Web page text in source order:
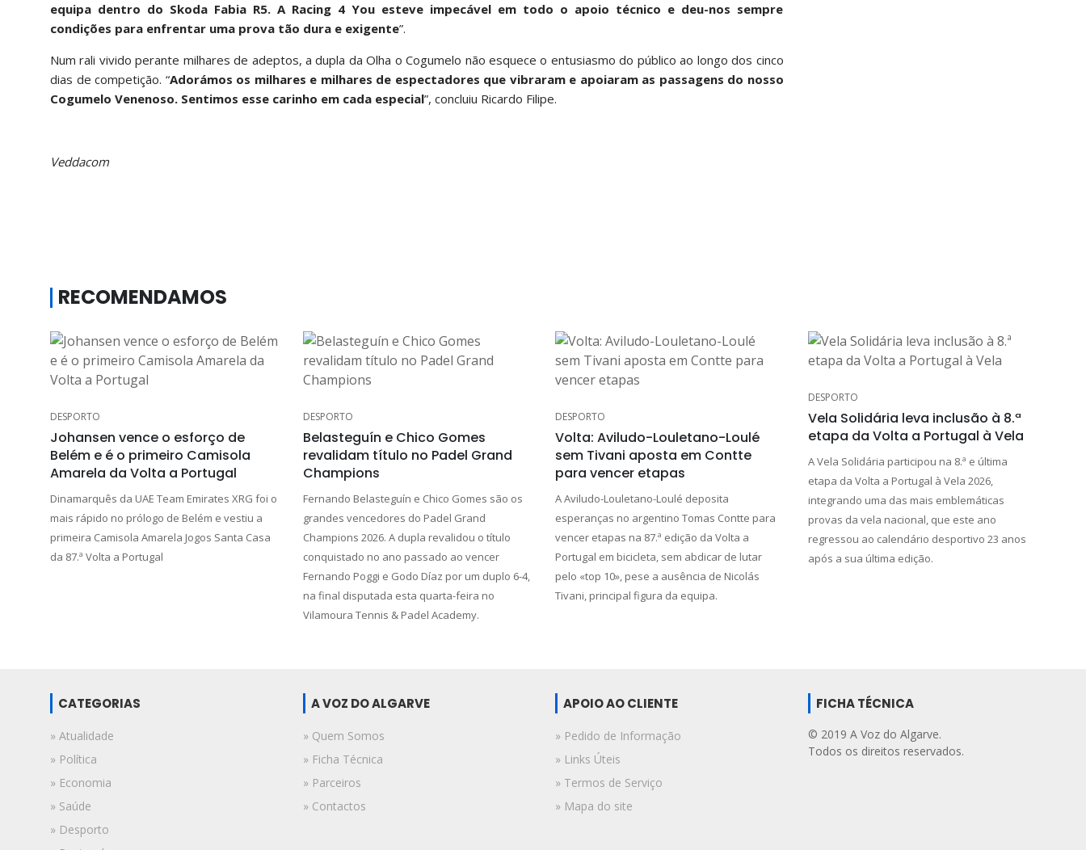
equipa dentro do Skoda Fabia R5. A Racing 4 You esteve impecável em todo o apoio técnico e deu-nos sempre
condições para enfrentar uma prova tão dura e exigente”.
Num rali vivido perante milhares de adeptos, a dupla da Olha o Cogumelo não esquece o entusiasmo do público ao longo dos cinco
dias de competição. “Adorámos os milhares e milhares de espectadores que vibraram e apoiaram as passagens do nosso
Cogumelo Venenoso. Sentimos esse carinho em cada especial”, concluiu Ricardo Filipe.
Veddacom
RECOMENDAMOS
DESPORTO
Johansen vence o esforço de
Belém e é o primeiro Camisola
Amarela da Volta a Portugal
Dinamarquês da UAE Team Emirates XRG foi o
mais rápido no prólogo de Belém e vestiu a
primeira Camisola Amarela Jogos Santa Casa
da 87.ª Volta a Portugal
DESPORTO
Belasteguín e Chico Gomes
revalidam título no Padel Grand
Champions
Fernando Belasteguín e Chico Gomes são os
grandes vencedores do Padel Grand
Champions 2026. A dupla revalidou o título
conquistado no ano passado ao vencer
Fernando Poggi e Godo Díaz por um duplo 6-4,
na final disputada esta quarta-feira no
Vilamoura Tennis & Padel Academy.
DESPORTO
Volta: Aviludo-Louletano-Loulé
sem Tivani aposta em Contte
para vencer etapas
A Aviludo-Louletano-Loulé deposita
esperanças no argentino Tomas Contte para
vencer etapas na 87.ª edição da Volta a
Portugal em bicicleta, sem abdicar de lutar
pelo «top 10», pese a ausência de Nicolás
Tivani, principal figura da equipa.
DESPORTO
Vela Solidária leva inclusão à 8.ª
etapa da Volta a Portugal à Vela
A Vela Solidária participou na 8.ª e última
etapa da Volta a Portugal à Vela 2026,
integrando uma das mais emblemáticas
provas da vela nacional, que este ano
regressou ao calendário desportivo 23 anos
após a sua última edição.
CATEGORIAS
» Atualidade
» Política
» Economia
» Saúde
» Desporto
A VOZ DO ALGARVE
» Quem Somos
» Ficha Técnica
» Parceiros
» Contactos
APOIO AO CLIENTE
» Pedido de Informação
» Links Úteis
» Termos de Serviço
» Mapa do site
FICHA TÉCNICA
© 2019 A Voz do Algarve.
Todos os direitos reservados.